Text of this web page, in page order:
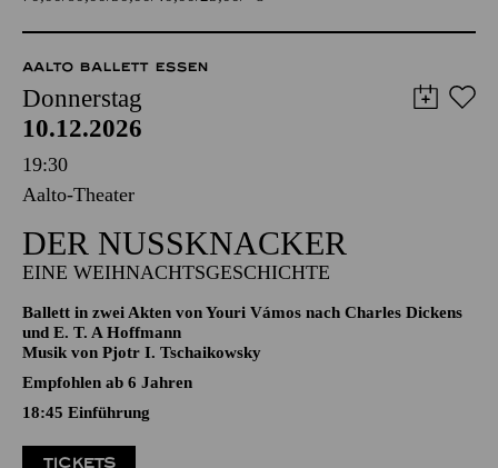
70,00 60,00 50,00 40,00 25,00
AALTO BALLETT ESSEN
Donnerstag
10.12.2026
19:30
Aalto-Theater
DER NUSSKNACKER
EINE WEIHNACHTSGESCHICHTE
Ballett in zwei Akten von Youri Vámos nach Charles Dickens
Musik von Pjotr I. Tschaikowsky
Empfohlen ab 6 Jahren